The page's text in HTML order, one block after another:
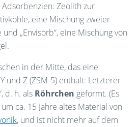
Zeolith zur
eine Mischung zweier
„Envisorb“, eine Mischung von
in der Mitte, das eine
und Z (ZSM-5) enthält: Letzterer
d. h. als Röhrchen geformt. (Es
ca. 15 Jahre altes Material von
, und ist nicht mehr auf dem